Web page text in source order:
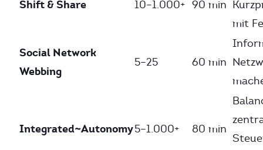
Shift & Share 10–1.000+ 90 min
mit
Social Network
Webbing
5–25 60 min
Integrated~Autonomy5–1.000+ 80 min